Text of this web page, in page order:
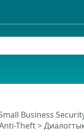
Business
Theft>